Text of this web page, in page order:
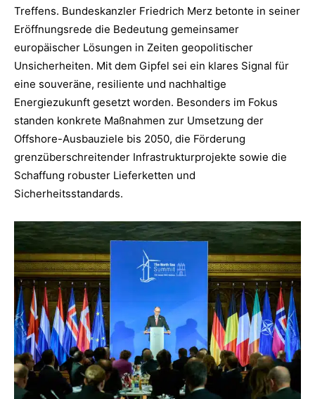
Treffens. Bundeskanzler Friedrich Merz betonte in seiner
Eröffnungsrede die Bedeutung gemeinsamer
europäischer Lösungen in Zeiten geopolitischer
Unsicherheiten. Mit dem Gipfel sei ein klares Signal für
eine souveräne, resiliente und nachhaltige
Energiezukunft gesetzt worden. Besonders im Fokus
standen konkrete Maßnahmen zur Umsetzung der
Offshore-Ausbauziele bis 2050, die Förderung
grenzüberschreitender Infrastrukturprojekte sowie die
Schaffung robuster Lieferketten und
Sicherheitsstandards.